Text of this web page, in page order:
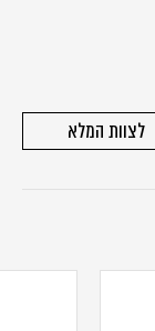
לצוות המלא